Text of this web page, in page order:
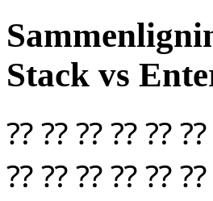
Stack vs
⁇ ⁇ ⁇ ⁇ ⁇
⁇ ⁇ ⁇ ⁇ ⁇